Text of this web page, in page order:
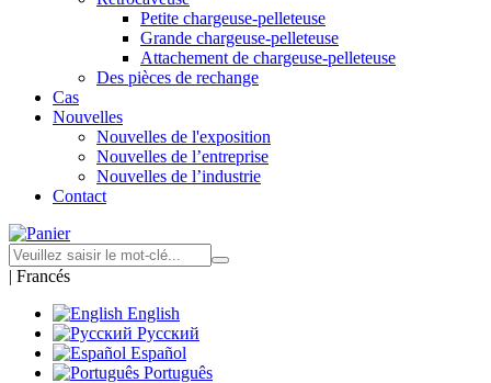
Petite chargeuse-pelleteuse
Grande chargeuse-pelleteuse
Attachement de chargeuse-pelleteuse
Des pièces de rechange
Cas
Nouvelles
Nouvelles de l'exposition
Nouvelles de l’entreprise
Nouvelles de l’industrie
Contact
| Francés
English
Русский
Español
Português